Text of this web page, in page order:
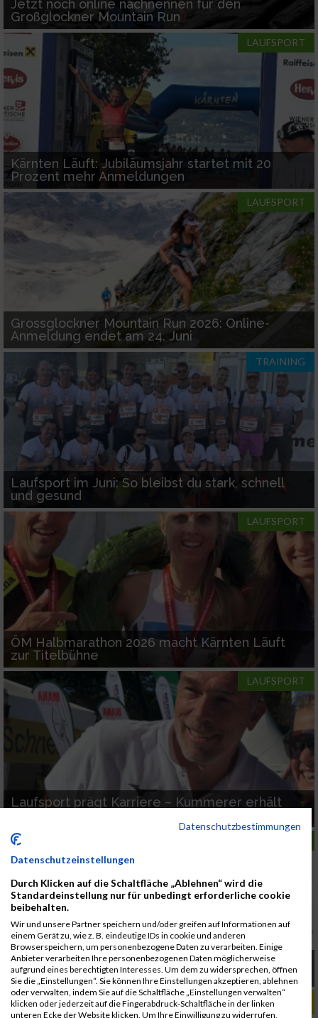
Jetzt noch online nachnennen für den
Großglockner Mountain Run
LAUFSPORT
Kärnten Läuft: Jubiläumsjahr startet mit 20
Prozent mehr Anmeldungen
LAUFSPORT
Grossglockner Mountain Run 2026: Online-
Anmeldung endet am 24. Juni
TRAINING
Laufsport im Juni: So bleibst du stark, schnell
und gesund
LAUFSPORT
ÖM Halbmarathon 2026 macht Kärnten Läuft
zur Titelbühne
LAUFSPORT
Laufsport prägt Karriere – Kummerer erhält
AREA SÜD MARATHON Zwei Städte ein Erlebnis
ein neuer Marathon
ALBUM GRAZ MARATHON / 12.10.2025
Datenschutzbestimmungen
Datenschutzeinstellungen
Durch Klicken auf die Schaltfläche „Ablehnen“ wird die
Standardeinstellung nur für unbedingt erforderliche cookie
beibehalten.
Wir und unsere Partner speichern und/oder greifen auf Informationen auf
einem Gerät zu, wie z. B. eindeutige IDs in cookie und anderen
Browserspeichern, um personenbezogene Daten zu verarbeiten. Einige
Anbieter verarbeiten Ihre personenbezogenen Daten möglicherweise
aufgrund eines berechtigten Interesses. Um dem zu widersprechen, öffnen
Sie die „Einstellungen“. Sie können Ihre Einstellungen akzeptieren, ablehnen
oder verwalten, indem Sie auf die Schaltfläche „Einstellungen verwalten“
klicken oder jederzeit auf die Fingerabdruck-Schaltfläche in der linken
unteren Ecke der Website klicken. Um Ihre Einwilligung zu widerrufen,